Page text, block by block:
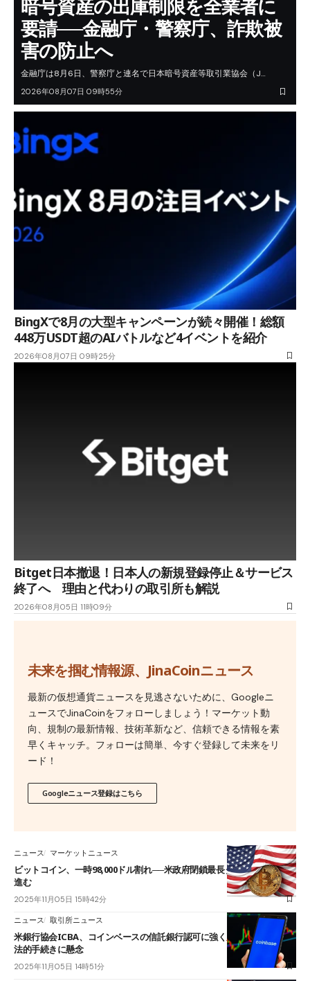
暗号資産の出庫制限を全業者に
要請──金融庁・警察庁、詐欺被
害の防止へ
金融庁は8月6日、警察庁と連名で日本暗号資産等取引業協会（J…
2026年08月07日 09時55分
BingXで8月の大型キャンペーンが続々開催！総額
448万USDT超のAIバトルなど4イベントを紹介
2026年08月07日 09時25分
Bitget日本撤退！日本人の新規登録停止＆サービス
終了へ 理由と代わりの取引所も解説
2026年08月05日 11時09分
未来を掴む情報源、JinaCoinニュース
最新の仮想通貨ニュースを見逃さないために、Googleニ
ュースでJinaCoinをフォローしましょう！マーケット動
向、規制の最新情報、技術革新など、信頼できる情報を素
早くキャッチ。フォローは簡単、今すぐ登録して未来をリ
ード！
Googleニュース登録はこちら
ニュース マーケットニュース
ビットコイン、一時98,000ドル割れ──米政府閉鎖最長タイでリスクオフ
進む
2025年11月05日 15時42分
ニュース 取引所ニュース
米銀行協会ICBA、コインベースの信託銀行認可に強く反発──安全性や
法的手続きに懸念
2025年11月05日 14時51分